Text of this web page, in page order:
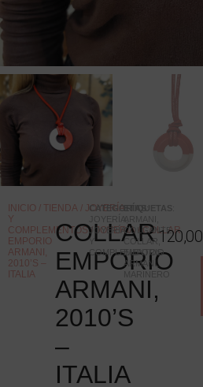
INICIO / TIENDA / JOYERÍA
Y
COMPLEMENTOS/ JOYERÍA / COLLAR
EMPORIO
ARMANI,
2010’S –
ITALIA
COLLAR
EMPORIO
ARMANI,
2010’S
–
ITALIA
CATEGORÍAS
JOYERÍA
Y
COMPLEMENTOS
COLGANTE,
COLLAR
EMPORIO
ARMANI,
120,00